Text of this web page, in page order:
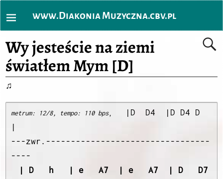
www.Diakonia Muzyczna.cbv.pl
Wy jesteście na ziemi
światłem Mym [D]
♫
metrum: 12/8, tempo: 110 bps,
  |D  D4  |D D4 D
|
---zwr.---------------------------------
----
| D   h   | e   A7  | e   A7  | D   D7